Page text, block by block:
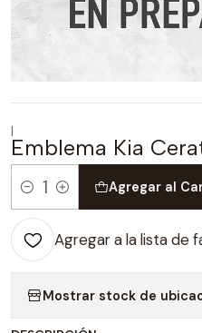
|
Emblema Kia
Cantidad
Agregar al
Agregar a la lista de
Mostrar stock de